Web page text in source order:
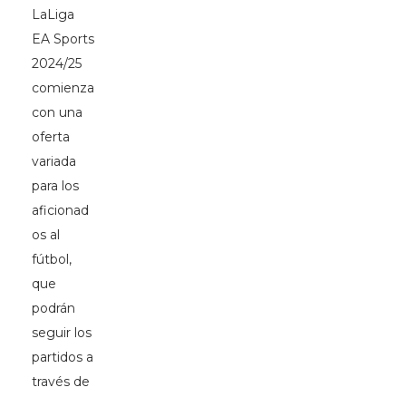
LaLiga
EA Sports
2024/25
comienza
con una
oferta
variada
para los
aficionad
os al
fútbol,
que
podrán
seguir los
partidos a
través de